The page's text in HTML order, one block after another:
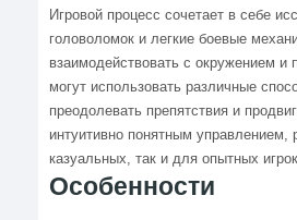
Игровой процесс сочетает в себе
головоломок и легкие боевые
взаимодействовать с окружением и
могут использовать различные
преодолевать препятствия и
интуитивно понятным управлением,
казуальных, так и для опытных
Особенности